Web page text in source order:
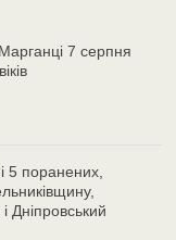
7 серпня
5 поранених,
Дніпровський